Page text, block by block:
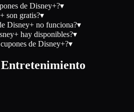
de Disney+?▾
son gratis?▾
Disney+ no funciona?▾
hay disponibles?▾
de Disney+?▾
Entretenimiento